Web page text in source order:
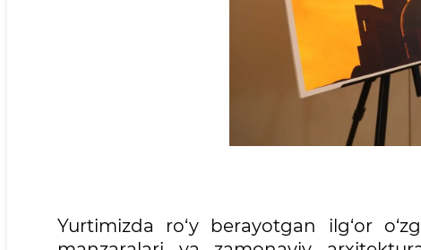
Yurtimizda ro‘y berayotgan ilg‘or